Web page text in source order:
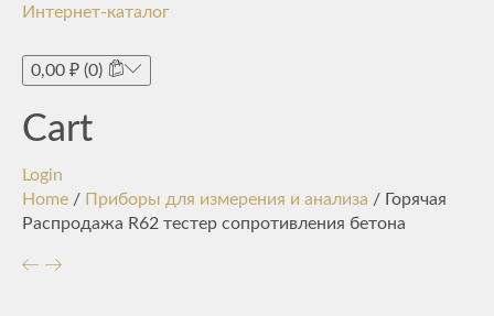
Интернет-каталог
0,00 ₽ (0)
Cart
Login
Home / Приборы для измерения и анализа / Горячая
Распродажа R62 тестер сопротивления бетона